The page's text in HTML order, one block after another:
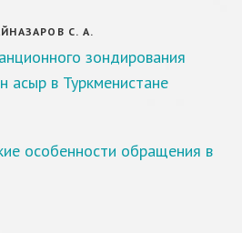
С. А.
зондирования
асыр в Туркменистане
особенности обращения в